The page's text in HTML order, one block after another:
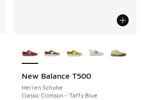
New Balance T500
Herren Schuhe
Classic Crimson - Taffy Blue